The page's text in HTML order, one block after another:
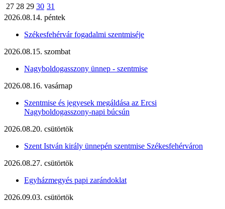
27 28 29 30 31
2026.08.14. péntek
Székesfehérvár fogadalmi szentmiséje
2026.08.15. szombat
Nagyboldogasszony ünnep - szentmise
2026.08.16. vasárnap
Szentmise és jegyesek megáldása az Ercsi
Nagyboldogasszony-napi búcsún
2026.08.20. csütörtök
Szent István király ünnepén szentmise Székesfehérváron
2026.08.27. csütörtök
Egyházmegyés papi zarándoklat
2026.09.03. csütörtök